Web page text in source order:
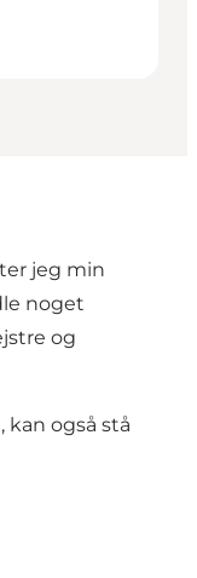
jeg min
noget
og
også stå